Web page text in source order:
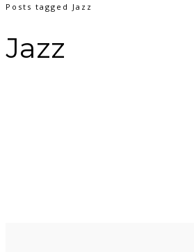
Posts tagged Jazz
Jazz